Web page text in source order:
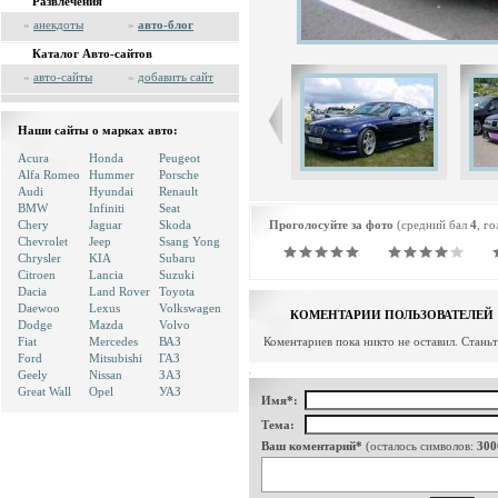
» анекдоты » авто-блог
Каталог Авто-сайтов
» авто-сайты » добавить сайт
Наши сайты о марках авто:
Acura
Alfa Romeo
Audi
BMW
Chery
Chevrolet
Chrysler
Citroen
Dacia
Daewoo
Dodge
Fiat
Ford
Geely
Great Wall
Honda
Hummer
Hyundai
Infiniti
Jaguar
Jeep
KIA
Lancia
Land Rover
Lexus
Mazda
Mercedes
Mitsubishi
Nissan
Opel
Peugeot
Porsche
Renault
Seat
Skoda
Ssang Yong
Subaru
Suzuki
Toyota
Volkswagen
Volvo
ВАЗ
ГАЗ
ЗАЗ
УАЗ
Проголосуйте за фото (средний бал 4 ,
КОМЕНТАРИИ ПОЛЬЗОВАТЕЛЕЙ
Коментариев пока никто не оставил.
Имя*:
Тема:
Ваш коментарий* (осталось символов: